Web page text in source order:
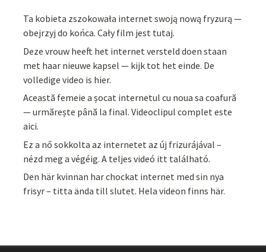
Ta kobieta zszokowała internet swoją nową fryzurą —
obejrzyj do końca. Cały film jest tutaj.
Deze vrouw heeft het internet versteld doen staan
met haar nieuwe kapsel — kijk tot het einde. De
volledige video is hier.
Această femeie a șocat internetul cu noua sa coafură
— urmărește până la final. Videoclipul complet este
aici.
Ez a nő sokkolta az internetet az új frizurájával –
nézd meg a végéig. A teljes videó itt található.
Den här kvinnan har chockat internet med sin nya
frisyr – titta ända till slutet. Hela videon finns här.